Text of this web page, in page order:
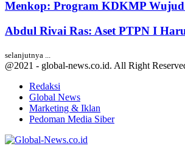
Menkop: Program KDKMP
Abdul Rivai Ras: Aset PTPN I
selanjutnya ...
@2021 - global-news.co.id. All Right
Redaksi
Global News
Marketing & Iklan
Pedoman Media Siber